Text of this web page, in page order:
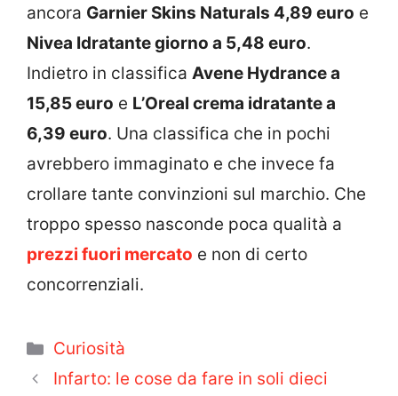
ancora Garnier Skins Naturals 4,89 euro e
Nivea Idratante giorno a 5,48 euro.
Indietro in classifica Avene Hydrance a
15,85 euro e L’Oreal crema idratante a
6,39 euro. Una classifica che in pochi
avrebbero immaginato e che invece fa
crollare tante convinzioni sul marchio. Che
troppo spesso nasconde poca qualità a
prezzi fuori mercato e non di certo
concorrenziali.
Categorie
Curiosità
Infarto: le cose da fare in soli dieci